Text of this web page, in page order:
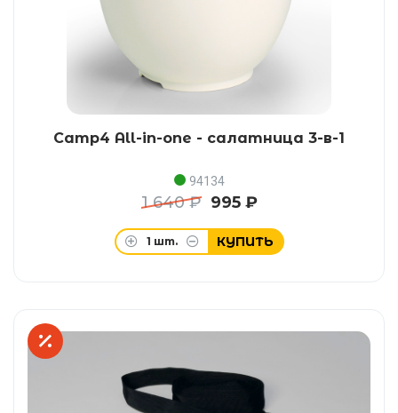
Camp4 All-in-one - салатница 3-в-1
94134
1 640 ₽ 995 ₽
1 шт. КУПИТЬ